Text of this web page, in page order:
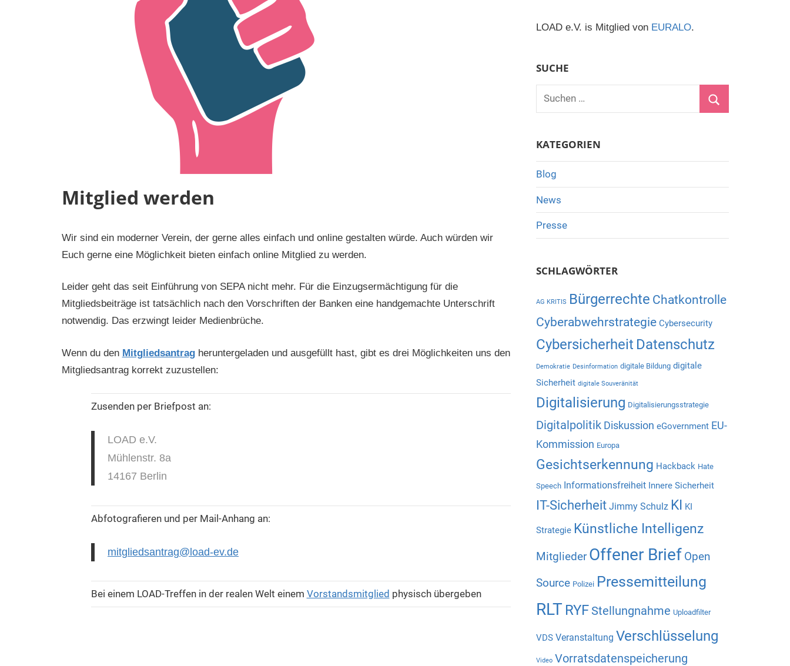
Mitglied werden
Wir sind ein moderner Verein, der gerne alles einfach und online gestalten würde. Auch würden wir
Euch gerne eine Möglichkeit bieten einfach online Mitglied zu werden.
Leider geht das seit Einführung von SEPA nicht mehr. Für die Einzugsermächtigung für die
Mitgliedsbeiträge ist tatsächlich nach den Vorschriften der Banken eine handgemachte Unterschrift
notwendig. Das erzwingt leider Medienbrüche.
Wenn du den Mitgliedsantragheruntergeladen und ausgefüllt hast, gibt es drei Möglichkeiten uns den
Mitgliedsantrag korrekt zuzustellen:
Zusenden per Briefpost an:
LOAD e.V.
Mühlenstr. 8a
14167 Berlin
Abfotografieren und per Mail-Anhang an:
mitgliedsantrag@load-ev.de
Bei einem LOAD-Treffen in der realen Welt einem Vorstandsmitglied physisch übergeben
LOAD e.V. is Mitglied von EURALO.
SUCHE
Suchen
KATEGORIEN
Blog
News
Presse
SCHLAGWÖRTER
AG KRITIS Bürgerrechte Chatkontrolle
Cyberabwehrstrategie Cybersecurity
Cybersicherheit Datenschutz
Demokratie Desinformation digitale Bildung digitale
Sicherheit digitale Souveränität
Digitalisierung Digitalisierungsstrategie
Digitalpolitik Diskussion eGovernment EU-
Kommission Europa
Gesichtserkennung Hackback Hate
Speech Informationsfreiheit Innere Sicherheit
IT-Sicherheit Jimmy Schulz KI KI
Strategie Künstliche Intelligenz
Mitglieder Offener Brief Open
Source Polizei Pressemitteilung
RLT RYF Stellungnahme Uploadfilter
VDS Veranstaltung Verschlüsselung
Video Vorratsdatenspeicherung